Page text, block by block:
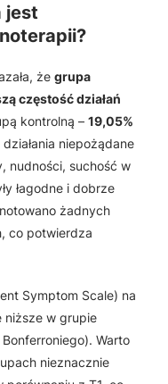
jest
że grupa
częstość działań
kontrolną – 19,05%
niepożądane
nudności, suchość w
łagodne i dobrze
żadnych
co potwierdza
Symptom Scale) na
niższe w grupie
Warto
nieznacznie